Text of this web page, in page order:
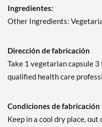
Ingredientes:
Other Ingredients:
Dirección de fabricación
Take 1 vegetarian capsule
qualified health care
Condiciones de fabricación
Keep in a cool dry place,